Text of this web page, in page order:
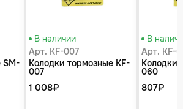
SM-
В наличии
Арт. KF-007
Колодки тормозные KF-
007
1 008₽
В
Арт. KF-
Колодки
060
807₽